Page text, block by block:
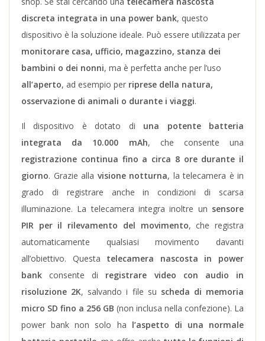
discreta integrata in una power bank, questo
dispositivo è la soluzione ideale. Può essere utilizzata per
monitorare casa, ufficio, magazzino, stanza dei
bambini o dei nonni, ma è perfetta anche per l’uso
all’aperto, ad esempio per riprese della natura,
osservazione di animali o durante i viaggi.
Il dispositivo è dotato di una potente batteria
integrata da 10.000 mAh, che consente una
registrazione continua fino a circa 8 ore durante il
giorno. Grazie alla visione notturna, la telecamera è in
grado di registrare anche in condizioni di scarsa
illuminazione. La telecamera integra inoltre un sensore
PIR per il rilevamento del movimento, che registra
automaticamente qualsiasi movimento davanti
all’obiettivo. Questa telecamera nascosta in power
bank consente di registrare video con audio in
risoluzione 2K, salvando i file su scheda di memoria
micro SD fino a 256 GB (non inclusa nella confezione). La
power bank non solo ha l’aspetto di una normale